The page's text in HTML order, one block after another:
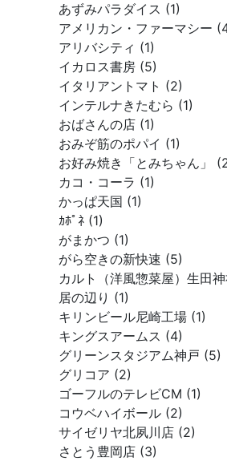
あずみパラダイス (1)
アメリカン・ファーマシー
アリバシティ (1)
イカロス書房 (5)
イタリアントマト (2)
インテルナきたむら (1)
おばさんの店 (1)
おみぞ筋のポパイ (1)
お好み焼き「とみちゃん」
カコ・コーラ (1)
かっぱ天国 (1)
ｶﾎﾟﾈ (1)
がまかつ (1)
がら空きの新快速 (5)
カルト（洋風惣菜屋）生田
居の辺り (1)
キリンビール尼崎工場 (1)
キングスアームス (4)
グリーンスタジアム神戸 (5)
グリコア (2)
ゴーフルのテレビCM (1)
コウベハイボール (2)
サイゼリヤ北夙川店 (2)
さとう豊岡店 (3)